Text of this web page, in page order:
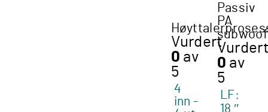
Vurdert
0 av
5
4
inn -
Passiv
PA
Vurdert
0 av
5
LF:
18 ″